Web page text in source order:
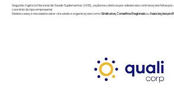
SegundoAgência Nacional de Saúde Suplementar (ANS) , os planos coletivos por adesão são contratações feitas
convênio do tipo empresarial.
Nestes casos, é necessário estar vinculado a organizações comoSindicatos, ConselhosRegionaisouAssociações